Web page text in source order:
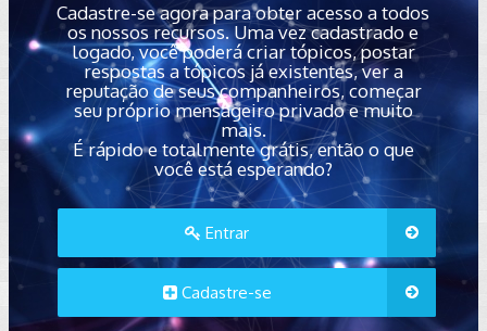
Cadastre-se agora para obter acesso a todos
os nossos recursos. Uma vez cadastrado e
logado, você poderá criar tópicos, postar
respostas a tópicos já existentes, ver a
reputação de seus companheiros, começar
seu próprio mensageiro privado e muito
mais.
É rápido e totalmente grátis, então o que
você está esperando?
Entrar
Cadastre-se